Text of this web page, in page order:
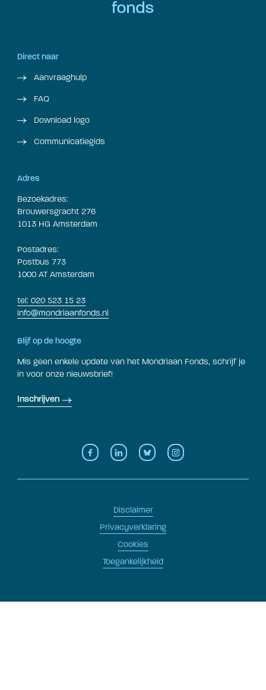
Direct naar
Aanvraaghulp
FAQ
Download logo
Communicatiegids
Adres
Bezoekadres:
Brouwersgracht 276
1013 HG Amsterdam
Postadres:
Postbus 773
1000 AT Amsterdam
tel: 020 523 15 23
info@mondriaanfonds.nl
Blijf op de hoogte
Mis geen enkele update van het Mondriaan Fonds, schrijf je
in voor onze nieuwsbrief!
Inschrijven
Disclaimer
Privacyverklaring
Cookies
Toegankelijkheid